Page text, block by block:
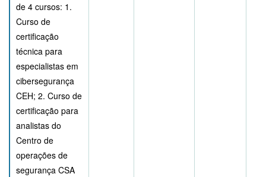
de 4 cursos: 1.
Curso de
certificação
técnica para
especialistas em
cibersegurança
CEH; 2. Curso de
certificação para
analistas do
Centro de
operações de
segurança CSA